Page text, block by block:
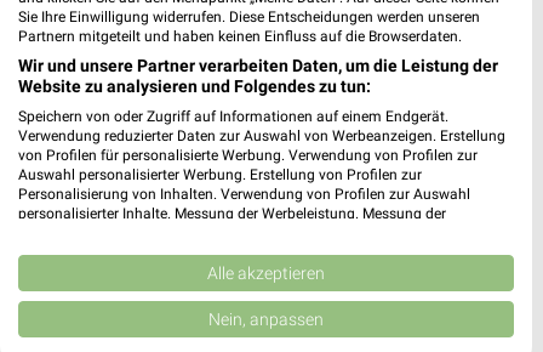
14,4 km
Dieter Knoll
Gültig bis Fr. 14.08.
4,8 km
Angebote ab 06.08.
Gültig bis Mi. 12.08.
Thomas Philipps REWE
Sie Ihre Einwilligung widerrufen. Diese Entscheidungen werden unseren
Partnern mitgeteilt und haben keinen Einfluss auf die Browserdaten.
Wir und unsere Partner verarbeiten Daten, um die Leistung der
Website zu analysieren und Folgendes zu tun:
Speichern von oder Zugriff auf Informationen auf einem Endgerät.
Verwendung reduzierter Daten zur Auswahl von Werbeanzeigen. Erstellung
von Profilen für personalisierte Werbung. Verwendung von Profilen zur
Auswahl personalisierter Werbung. Erstellung von Profilen zur
Personalisierung von Inhalten. Verwendung von Profilen zur Auswahl
personalisierter Inhalte. Messung der Werbeleistung. Messung der
Kombinationen von Daten aus verschiedenen Quellen. Entwicklung und
Verbesserung der Angebote. Verwendung reduzierter Daten zur Auswahl
von Inhalten.
Daten können außerhalb der Europäischen Union weitergegeben und in die
USA gesendet werden.
Alle akzeptieren
Nein, anpassen